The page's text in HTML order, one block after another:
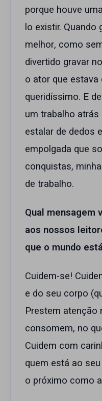
porque houve
lo existir. Quando
melhor, como
divertido gravar
o ator que
queridíssimo. E
um trabalho
estalar de dedos
empolgada que
conquistas,
de trabalho.
Qual mensagem
aos nossos
que o mundo
Cuidem-se!
e do seu corpo
Prestem atenção
consomem, no
Cuidem com
quem está ao
o próximo como